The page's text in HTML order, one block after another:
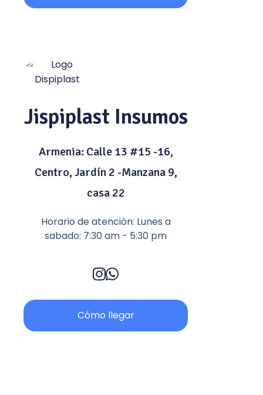
Jispiplast Insumos
Armenia: Calle 13 #15 -16,
Centro, Jardín 2 -Manzana 9,
casa 22
Horario de atención: Lunes a
sabado: 7:30 am - 5:30 pm
Cómo llegar